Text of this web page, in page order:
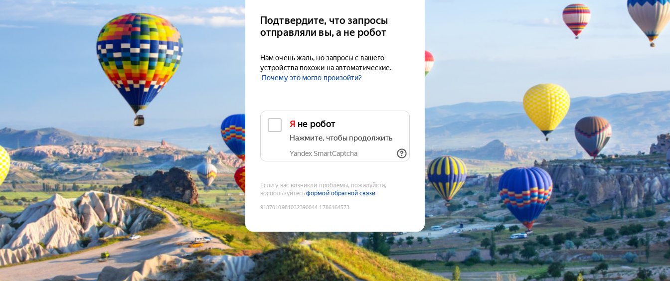
Подтвердите, что запросы
отправляли вы, а не робот
Нам очень жаль, но запросы с вашего
устройства похожи на автоматические.
Почему это могло произойти?
Я не робот
Нажмите, чтобы продолжить
Yandex SmartCaptcha
Если у вас возникли проблемы, пожалуйста,
воспользуйтесьформой обратной связи
9187010981032390044:1786164573